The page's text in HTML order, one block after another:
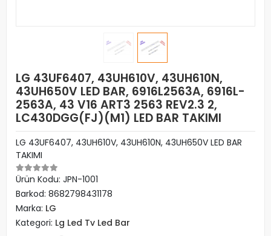
LG 43UF6407, 43UH610V, 43UH610N,
43UH650V LED BAR, 6916L2563A, 6916L-
2563A, 43 V16 ART3 2563 REV2.3 2,
LC430DGG(FJ)(M1) LED BAR TAKIMI
LG 43UF6407, 43UH610V, 43UH610N, 43UH650V LED BAR
TAKIMI
Ürün Kodu: JPN-1001
Barkod: 8682798431178
Marka: LG
Kategori: Lg Led Tv Led Bar